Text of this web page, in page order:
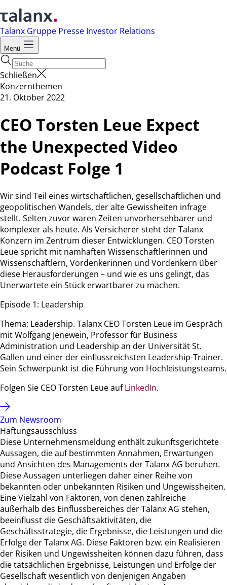
Talanx Gruppe Presse Investor Relations
Menü
Schließen
Konzernthemen
21. Oktober 2022
CEO Torsten Leue Expect
the Unexpected Video
Podcast Folge 1
Wir sind Teil eines wirtschaftlichen, gesellschaftlichen und
geopolitischen Wandels, der alte Gewissheiten infrage
stellt. Selten zuvor waren Zeiten unvorhersehbarer und
komplexer als heute. Als Versicherer steht der Talanx
Konzern im Zentrum dieser Entwicklungen. CEO Torsten
Leue spricht mit namhaften Wissenschaftlerinnen und
Wissenschaftlern, Vordenkerinnen und Vordenkern über
diese Herausforderungen – und wie es uns gelingt, das
Unerwartete ein Stück erwartbarer zu machen.
Episode 1: Leadership
Thema: Leadership. Talanx CEO Torsten Leue im Gespräch
mit Wolfgang Jenewein, Professor für Business
Administration und Leadership an der Universität St.
Gallen und einer der einflussreichsten Leadership-Trainer.
Sein Schwerpunkt ist die Führung von Hochleistungsteams.
Folgen Sie CEO Torsten Leue aufLinkedIn.
Zum Newsroom
Haftungsausschluss
Diese Unternehmensmeldung enthält zukunftsgerichtete
Aussagen, die auf bestimmten Annahmen, Erwartungen
und Ansichten des Managements der Talanx AG beruhen.
Diese Aussagen unterliegen daher einer Reihe von
bekannten oder unbekannten Risiken und Ungewissheiten.
Eine Vielzahl von Faktoren, von denen zahlreiche
außerhalb des Einflussbereiches der Talanx AG stehen,
beeinflusst die Geschäftsaktivitäten, die
Geschäftsstrategie, die Ergebnisse, die Leistungen und die
Erfolge der Talanx AG. Diese Faktoren bzw. ein Realisieren
der Risiken und Ungewissheiten können dazu führen, dass
die tatsächlichen Ergebnisse, Leistungen und Erfolge der
Gesellschaft wesentlich von denjenigen Angaben